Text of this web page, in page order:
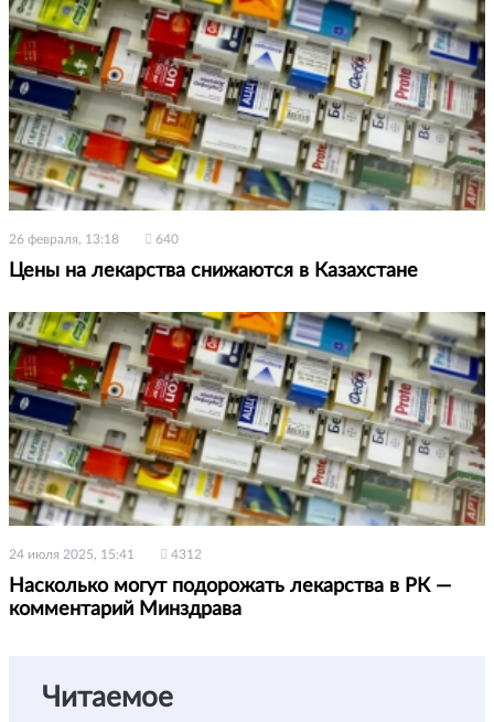
26 февраля, 13:18 640
Цены на лекарства снижаются в Казахстане
24 июля 2025, 15:41 4312
Насколько могут подорожать лекарства в РК —
комментарий Минздрава
Читаемое